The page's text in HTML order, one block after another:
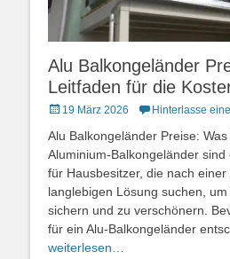
Alu Balkongeländer
Leitfaden für die
Posted
19 März 2026 Hinterlasse
Alu Balkongeländer Preise:
Aluminium-Balkongeländer sind
für Hausbesitzer, die nach
langlebigen Lösung suchen,
sichern und zu verschönern.
für ein Alu-Balkongeländer
weiterlesen…